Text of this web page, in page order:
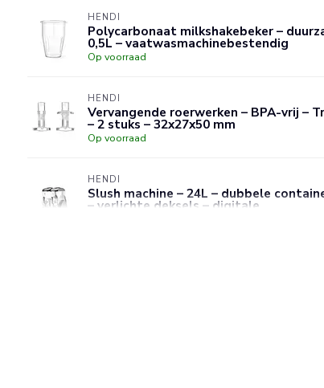
HENDI
Polycarbonaat milkshakebeker –
0,5L – vaatwasmachinebestendig
Op voorraad
HENDI
Vervangende roerwerken – BPA-vrij –
– 2 stuks – 32x27x50 mm
Op voorraad
HENDI
Slush machine – 24L – dubbele
– verlichte deksels – digitale